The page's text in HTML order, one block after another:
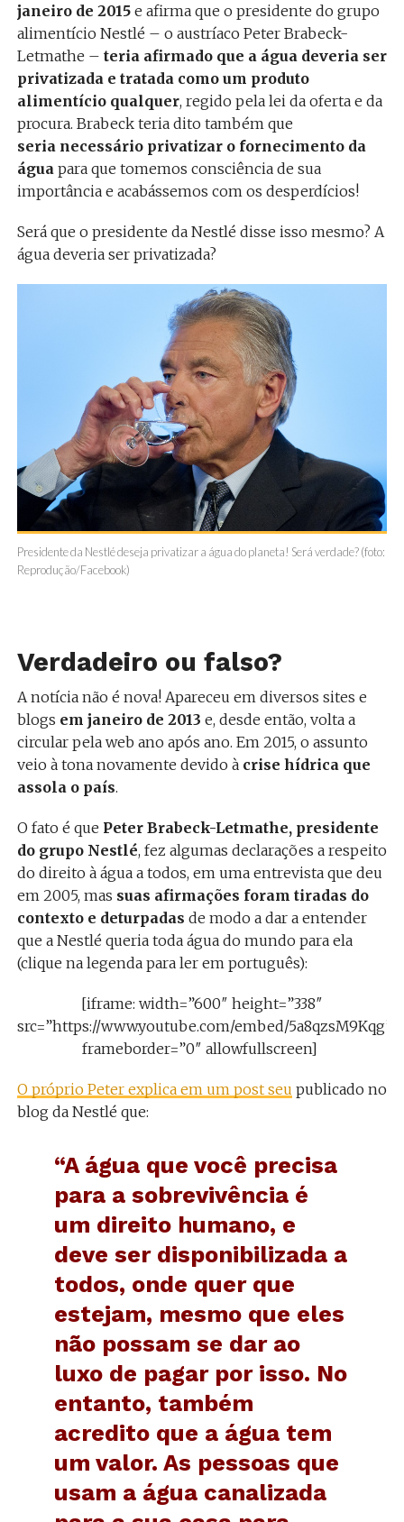
janeiro de 2015e afirma que o presidente do grupo
alimentício Nestlé – o austríaco Peter Brabeck-
Letmathe – teria afirmado que a água deveria ser
privatizada e tratada como um produto
alimentício qualquer, regido pela lei da oferta e da
procura. Brabeck teria dito também que
seria necessário privatizar o fornecimento da
água para que tomemos consciência de sua
importância e acabássemos com os desperdícios!
Será que o presidente da Nestlé disse isso mesmo? A
água deveria ser privatizada?
Presidente da Nestlé deseja privatizar a água do planeta! Será verdade? (foto:
Reprodução/Facebook)
Verdadeiro ou falso?
A notícia não é nova! Apareceu em diversos sites e
blogs em janeiro de 2013 e, desde então, volta a
circular pela web ano após ano. Em 2015, o assunto
veio à tona novamente devido à crise hídrica que
assola o país.
O fato é que Peter Brabeck-Letmathe, presidente
do grupo Nestlé, fez algumas declarações a respeito
do direito à água a todos, em uma entrevista que deu
em 2005, mas suas afirmações foram tiradas do
contexto e deturpadas de modo a dar a entender
que a Nestlé queria toda água do mundo para ela
(clique na legenda para ler em português):
[iframe: width=”600″ height=”338″
src=”https://www.youtube.com/embed/5a8qzsM9Kqg”
frameborder=”0″ allowfullscreen]
O próprio Peter explica em um post seu publicado no
blog da Nestlé que:
“A água que você precisa
para a sobrevivência é
um direito humano, e
deve ser disponibilizada a
todos, onde quer que
estejam, mesmo que eles
não possam se dar ao
luxo de pagar por isso. No
entanto, também
acredito que a água tem
um valor. As pessoas que
usam a água canalizada